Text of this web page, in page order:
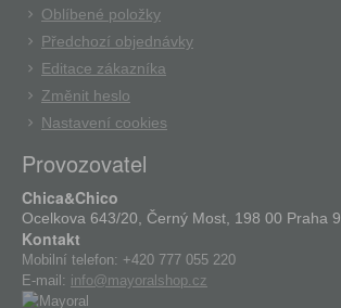
Oblíbené položky
Předchozí objednávky
Editace zákazníka
Změnit heslo
Nastavení cookies
Provozovatel
Chica&Chico
Ocelkova 643/20, Černý Most, 198 00 Praha 9
Kontakt
Mobilní telefon: +420 777 055 220
E-mail: info@mayoralshop.cz